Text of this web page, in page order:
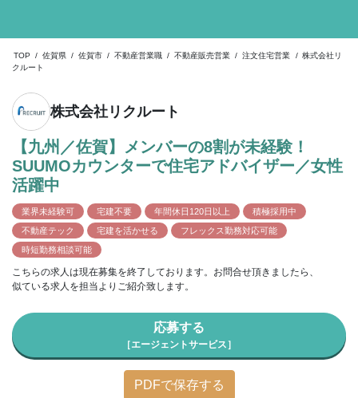
TOP / 佐賀県 / 佐賀市 / 不動産営業職 / 不動産販売営業 / 注文住宅営業 / 株式会社リ
クルート
株式会社リクルート
【九州／佐賀】メンバーの8割が未経験！
SUUMOカウンターで住宅アドバイザー／女性
活躍中
業界未経験可 宅建不要 年間休日120日以上
積極採用中
不動産テック
宅建を活かせる
フレックス勤務対応可能
時短勤務相談可能
こちらの求人は現在募集を終了しております。お問合せ頂きましたら、
似ている求人を担当よりご紹介致します。
応募する
［エージェントサービス］
PDFで保存する